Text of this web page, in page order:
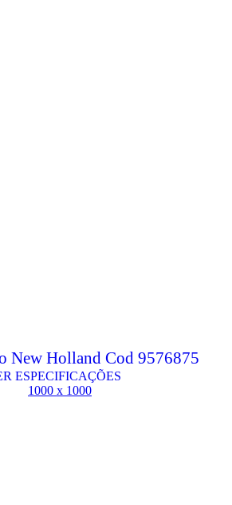
New Holland Cod 9576875
ESPECIFICAÇÕES